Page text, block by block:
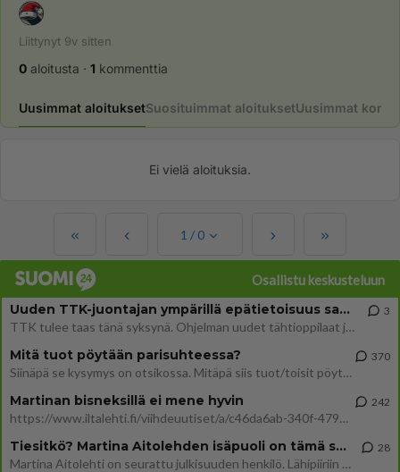
Liittynyt 9v sitten
0 aloitusta · 1 kommenttia
Uusimmat aloituksetSuosituimmat aloituksetUusimmat
Ei vielä aloituksia.
1 / 0
Osallistu keskusteluun
Uuden TTK-juontajan ympärillä epätietoisuus sakenee - Nyt MTV hämmentää soppaa
TTK tulee taas tänä syksynä. Ohjelman uudet tähtioppilaat julkistetaan torstaina 6. elokuuta klo 14 alkavassa lehdistö
3
Mitä tuot pöytään parisuhteessa?
Siinäpä se kysymys on otsikossa. Mitäpä siis tuot/toisit pöytään parisuhteessa? Oletko mies vai nainen? Koetko sen mitä
370
Martinan bisneksillä ei mene hyvin
https://www.iltalehti.fi/viihdeuutiset/a/c46da6ab-340f-4790-aaa7-0865eed2336 Yrityksen konkurssihakemus on tullut kärä
242
Tiesitkö? Martina Aitolehden isäpuoli on tämä suosittu laulaja
Martina Aitolehti on seurattu julkisuuden henkilö. Lähipiiriin mahtuu muitakin tunnettuja henkilöitä. Tiesitkö, että Ma
28